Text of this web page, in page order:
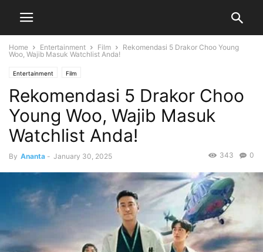
Home Entertainment Film
Rekomendasi 5 Drakor Choo Young
Woo, Wajib Masuk Watchlist Anda!
Entertainment Film
Rekomendasi 5 Drakor Choo
Young Woo, Wajib Masuk
Watchlist Anda!
By Ananta - January 30, 2025 0
343